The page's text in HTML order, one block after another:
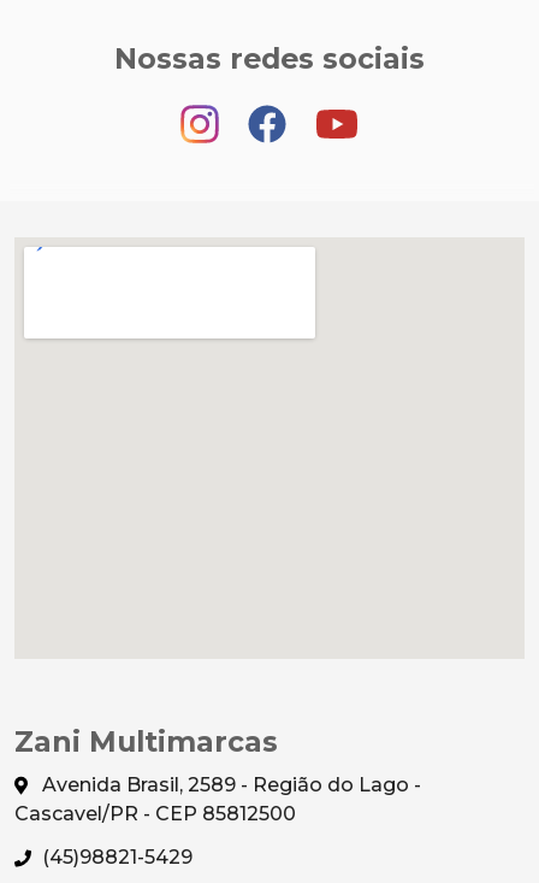
Nossas redes sociais
Zani Multimarcas
Avenida Brasil, 2589 - Região do Lago -
Cascavel/PR - CEP 85812500
(45)98821-5429